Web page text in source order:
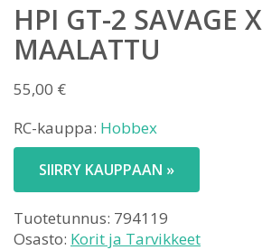
HPI GT-2 SAVAGE
MAALATTU
55,00 €
RC-kauppa: Hobbex
SIIRRY KAUPPAAN »
Tuotetunnus: 794119
Osasto: Korit ja Tarvikkeet